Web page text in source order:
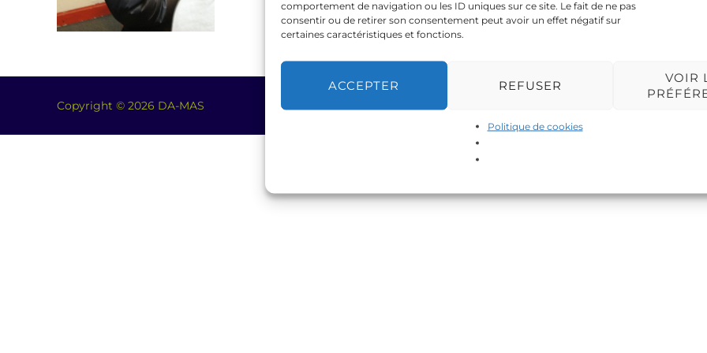
comportement de navigation ou les ID uniques sur ce site. Le fait de ne pas
consentir ou de retirer son consentement peut avoir un effet négatif sur
certaines caractéristiques et fonctions.
ACCEPTER REFUSER
VOIR
Politique de cookies
Copyright © 2026 DA-MAS